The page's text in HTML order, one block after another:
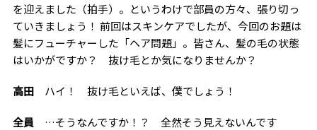
を迎えました（拍手）。というわけで部員の方々、張り切っ
ていきましょう！ 前回はスキンケアでしたが、今回のお題は
髪にフューチャーした「ヘア問題」。皆さん、髪の毛の状態
はいかがですか？ 抜け毛とか気になりませんか？
高田ハイ！ 抜け毛といえば、僕でしょう！
全員 …そうなんですか！？ 全然そう見えないんです